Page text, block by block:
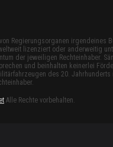
Regierungsorganen irgendeines
lizenziert oder anderweitig
der jeweiligen Rechteinhaber.
und beinhalten keinerlei
des 20.
Alle Rechte vorbehalten.